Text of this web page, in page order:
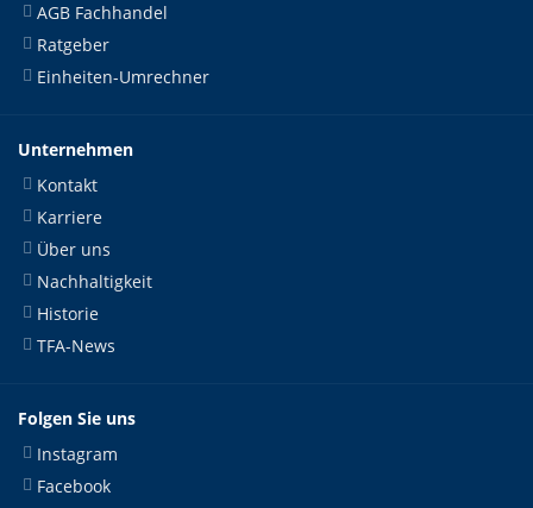
AGB Fachhandel
Ratgeber
Einheiten-Umrechner
Unternehmen
Kontakt
Karriere
Über uns
Nachhaltigkeit
Historie
TFA-News
Folgen Sie uns
Instagram
Facebook